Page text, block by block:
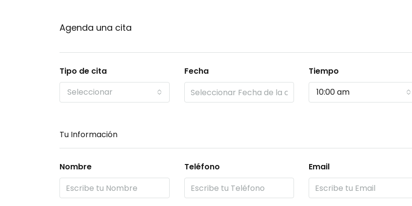
Agenda una cita
Tipo de cita
Seleccionar
Fecha
Tiempo
10:00 am
Tu Información
Nombre Teléfono Email